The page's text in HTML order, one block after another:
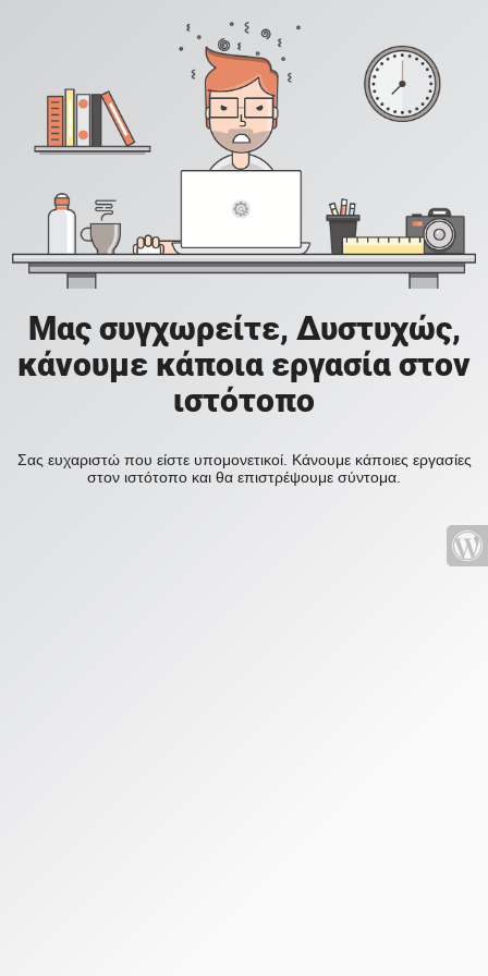
Μας συγχωρείτε, Δυστυχώς,
κάνουμε κάποια εργασία στον
ιστότοπο
Σας ευχαριστώ που είστε υπομονετικοί. Κάνουμε κάποιες εργασίες
στον ιστότοπο και θα επιστρέψουμε σύντομα.